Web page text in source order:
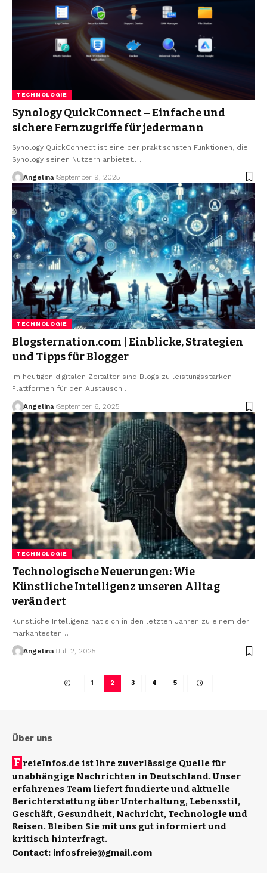
TECHNOLOGIE
Synology QuickConnect – Einfache und
sichere Fernzugriffe für jedermann
Synology QuickConnect ist eine der praktischsten Funktionen, die
Synology seinen Nutzern anbietet.…
Angelina September 9, 2025
TECHNOLOGIE
Blogsternation.com | Einblicke, Strategien
und Tipps für Blogger
Im heutigen digitalen Zeitalter sind Blogs zu leistungsstarken
Plattformen für den Austausch…
Angelina September 6, 2025
TECHNOLOGIE
Technologische Neuerungen: Wie
Künstliche Intelligenz unseren Alltag
verändert
Künstliche Intelligenz hat sich in den letzten Jahren zu einem der
markantesten…
Angelina Juli 2, 2025
1 2 3 4 5
Über uns
F reieInfos.de ist Ihre zuverlässige Quelle für
unabhängige Nachrichten in Deutschland. Unser
erfahrenes Team liefert fundierte und aktuelle
Berichterstattung über Unterhaltung, Lebensstil,
Geschäft, Gesundheit, Nachricht, Technologie und
Reisen. Bleiben Sie mit uns gut informiert und
kritisch hinterfragt.
Contact: infosfreie@gmail.com